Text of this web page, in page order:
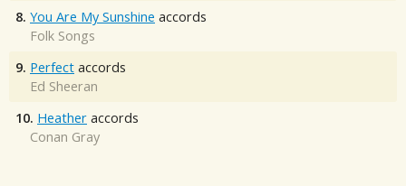
8. You Are My Sunshine accords
Folk Songs
9. Perfect accords
Ed Sheeran
10. Heather accords
Conan Gray